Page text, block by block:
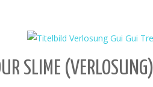
SLIME (VERLOSUNG)